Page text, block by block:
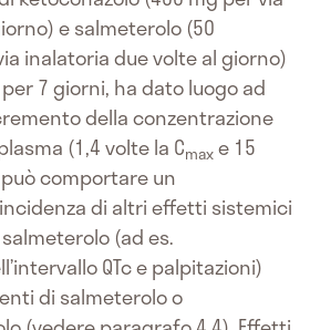
e salmeterolo (50
inalatoria due volte al giorno)
7 giorni, ha dato luogo ad
della conzentrazione
(1,4 volte la Cmaxe 15
può comportare un
di altri effetti sistemici
(ad es.
QTc e palpitazioni)
di salmeterolo o